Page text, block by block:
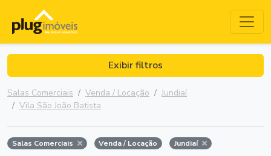
Exibir filtros
Salas Comerciais Venda / Locação
Jundiaí
Vila São João Batista
Salas Comerciais Venda / Locação Jundiaí